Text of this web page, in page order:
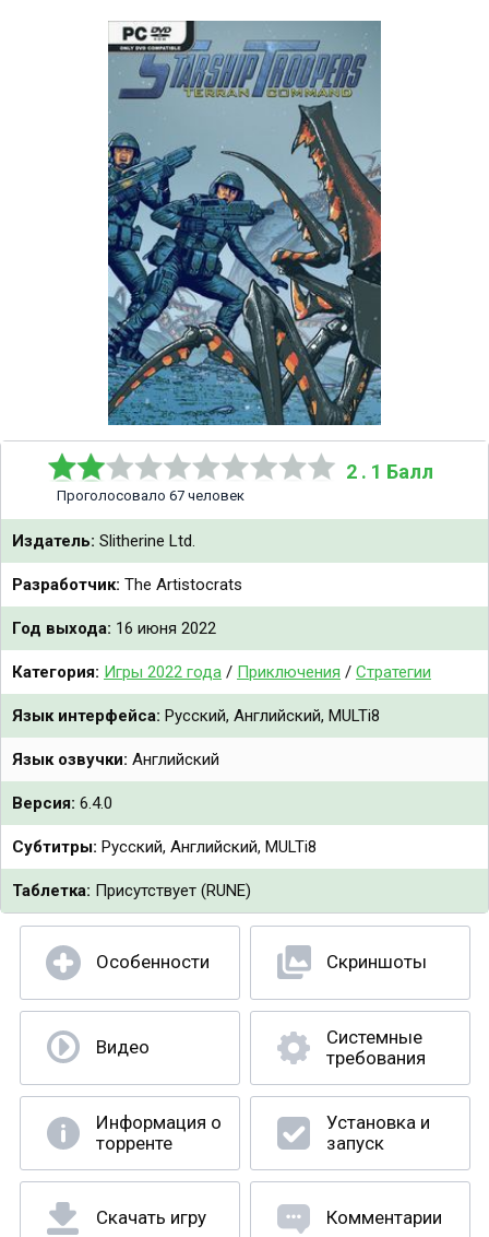
2 . 1 Балл
Проголосовало 67 человек
Издатель: Slitherine Ltd.
Разработчик: The Artistocrats
Год выхода: 16 июня 2022
Категория: Игры 2022 года / Приключения / Стратегии
Язык интерфейса: Русский, Английский, MULTi8
Язык озвучки: Английский
Версия: 6.4.0
Субтитры: Русский, Английский, MULTi8
Таблетка: Присутствует (RUNE)
Особенности Скриншоты
Видео
Системные
требования
Информация о
торренте
Установка и
запуск
Скачать игру Комментарии